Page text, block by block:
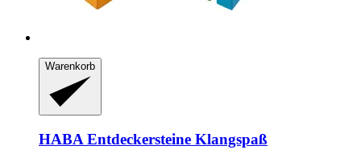
Warenkorb
HABA Entdeckersteine Klangspaß